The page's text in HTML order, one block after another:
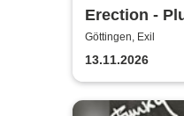
Erection -
Göttingen, Exil
13.11.2026